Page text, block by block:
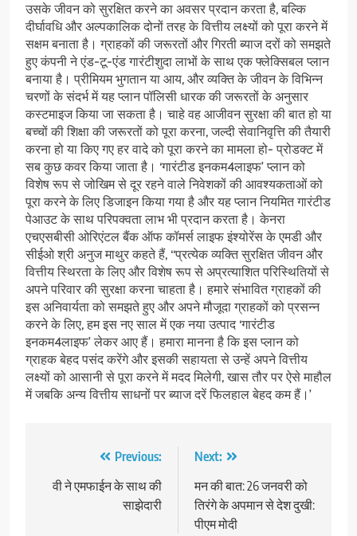
उसके जीवन को सुरक्षित करने का अवसर प्रदान करता है, बल्कि
दीर्घावधि और अल्पकालिक दोनों तरह के वित्तीय लक्ष्यों को पूरा करने में
सक्षम बनाता है। ग्राहकों की जरूरतों और गिरती ब्याज दरों को समझते
हुए कंपनी ने एंड-टू-एंड गारंटीशुदा लाभों के साथ एक फ्लेक्सिबल प्लान
बनाया है। प्रीमियम भुगतान या आय, और व्यक्ति के जीवन के विभिन्न
चरणों के संदर्भ में यह प्लान पॉलिसी धारक की जरूरतों के अनुसार
कस्टमाइज किया जा सकता है। चाहे वह आजीवन सुरक्षा की बात हो या
बच्चों की शिक्षा की जरूरतों को पूरा करना, जल्दी सेवानिवृत्ति की तैयारी
करना हो या किए गए हर वादे को पूरा करने का मामला हो- प्रोडक्ट में
सब कुछ कवर किया जाता है। ‘गारंटीड इनकम4लाइफ’ प्लान को
विशेष रूप से जोखिम से दूर रहने वाले निवेशकों की आवश्यकताओं को
पूरा करने के लिए डिजाइन किया गया है और यह प्लान नियमित गारंटीड
पेआउट के साथ परिपक्वता लाभ भी प्रदान करता है। केनरा
एचएसबीसी ओरिएंटल बैंक ऑफ कॉमर्स लाइफ इंश्योरेंस के एमडी और
सीईओ श्री अनुज माथुर कहते हैं, ‘‘प्रत्येक व्यक्ति सुरक्षित जीवन और
वित्तीय स्थिरता के लिए और विशेष रूप से अप्रत्याशित परिस्थितियों से
अपने परिवार की सुरक्षा करना चाहता है। हमारे संभावित ग्राहकों की
इस अनिवार्यता को समझते हुए और अपने मौजूदा ग्राहकों को प्रसन्न
करने के लिए, हम इस नए साल में एक नया उत्पाद ‘गारंटीड
इनकम4लाइफ’ लेकर आए हैं। हमारा मानना है कि इस प्लान को
ग्राहक बेहद पसंद करेंगे और इसकी सहायता से उन्हें अपने वित्तीय
लक्ष्यों को आसानी से पूरा करने में मदद मिलेगी, खास तौर पर ऐसे माहौल
में जबकि अन्य वित्तीय साधनों पर ब्याज दरें फिलहाल बेहद कम हैं।’
navigation
Previous:
वी ने एमफाईन के साथ की
साझेदारी
Next:
मन की बात: 26 जनवरी को
तिरंगे के अपमान से देश दुखी:
पीएम मोदी